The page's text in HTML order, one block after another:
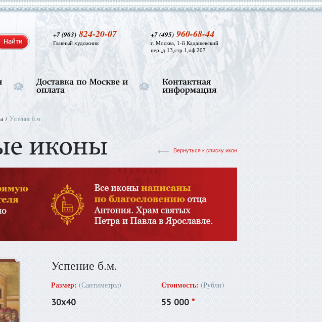
+7 (495)960-68-44
г. Москва, 1-й Кадашевский
пер.,д.13,стр.1,оф.207
+7 (903)824-20-07
Главный художник
Успение б.м.
Вернуться к списку икон
Успение б.м.
Размер: (Сантиметры) Стоимость: (Рубли)
30х40 55 000 *